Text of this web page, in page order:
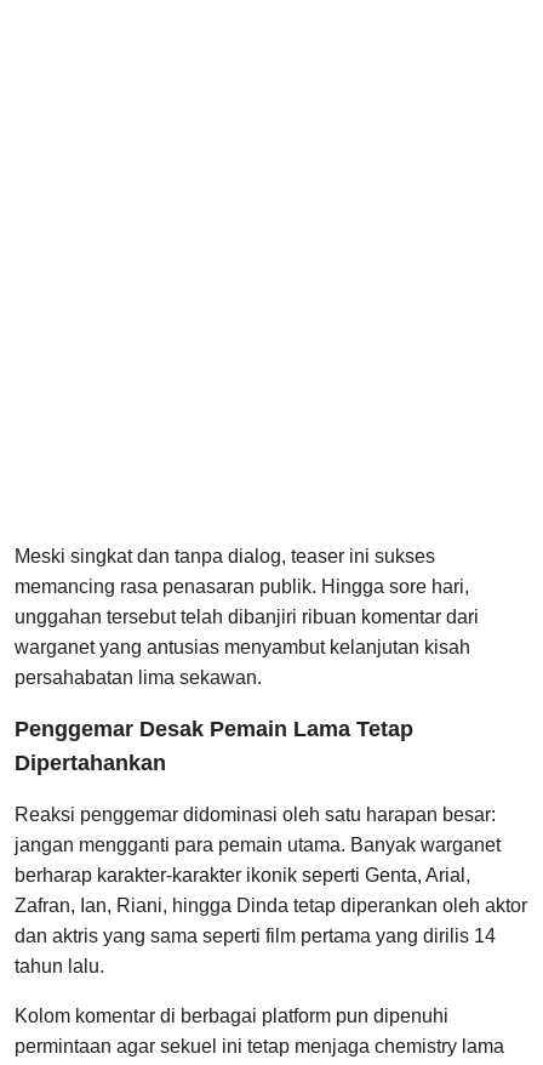
Meski singkat dan tanpa dialog, teaser ini sukses
memancing rasa penasaran publik. Hingga sore hari,
unggahan tersebut telah dibanjiri ribuan komentar dari
warganet yang antusias menyambut kelanjutan kisah
persahabatan lima sekawan.
Penggemar Desak Pemain Lama Tetap
Dipertahankan
Reaksi penggemar didominasi oleh satu harapan besar:
jangan mengganti para pemain utama. Banyak warganet
berharap karakter-karakter ikonik seperti Genta, Arial,
Zafran, Ian, Riani, hingga Dinda tetap diperankan oleh aktor
dan aktris yang sama seperti film pertama yang dirilis 14
tahun lalu.
Kolom komentar di berbagai platform pun dipenuhi
permintaan agar sekuel ini tetap menjaga chemistry lama